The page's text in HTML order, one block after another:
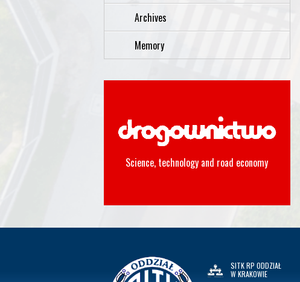
Archives
Memory
Science, technology and road economy
SITK RP ODDZIAŁ
W KRAKOWIE